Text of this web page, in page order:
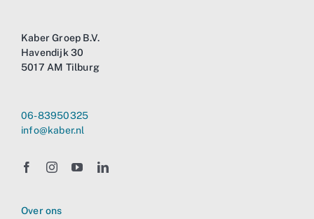
Kaber Groep B.V.
Havendijk 30
5017 AM Tilburg
06-83950325
info@kaber.nl
Over ons